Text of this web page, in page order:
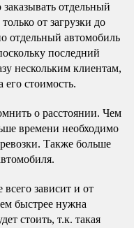
отдельный
от загрузки до
отдельный автомобиль
последний
нескольким клиентам,
его стоимость.
о расстоянии. Чем
времени необходимо
Также больше
зависит и от
быстрее нужна
стоить, т.к. такая